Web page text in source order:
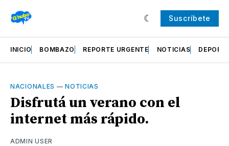
Suscríbete
INICIO BOMBAZO REPORTE URGENTE NOTICIAS
NACIONALES —NOTICIAS
Disfrutá un verano con el
internet más rápido.
ADMIN USER